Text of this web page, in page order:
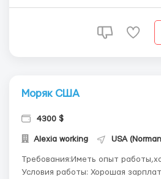
Моряк США
4300 $
Alexia working USA
Требования:Иметь опыт
Условия работы: Хорошая зарплата в 4300